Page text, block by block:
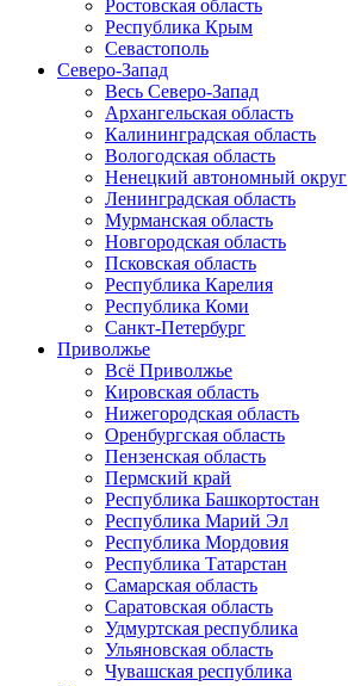
Ростовская область
Республика Крым
Севастополь
Северо-Запад
Весь Северо-Запад
Архангельская область
Калининградская область
Вологодская область
Ненецкий автономный округ
Ленинградская область
Мурманская область
Новгородская область
Псковская область
Республика Карелия
Республика Коми
Санкт-Петербург
Приволжье
Всё Приволжье
Кировская область
Нижегородская область
Оренбургская область
Пензенская область
Пермский край
Республика Башкортостан
Республика Марий Эл
Республика Мордовия
Республика Татарстан
Самарская область
Саратовская область
Удмуртская республика
Ульяновская область
Чувашская республика